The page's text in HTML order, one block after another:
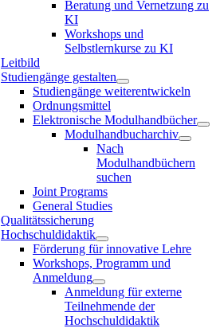
Beratung und Vernetzung zu
KI
Workshops und
Selbstlernkurse zu KI
Leitbild
Studiengänge gestalten
Studiengänge weiterentwickeln
Ordnungsmittel
Elektronische Modulhandbücher
Modulhandbucharchiv
Nach
Modulhandbüchern
suchen
Joint Programs
General Studies
Qualitätssicherung
Hochschuldidaktik
Förderung für innovative Lehre
Workshops, Programm und
Anmeldung
Anmeldung für externe
Teilnehmende der
Hochschuldidaktik